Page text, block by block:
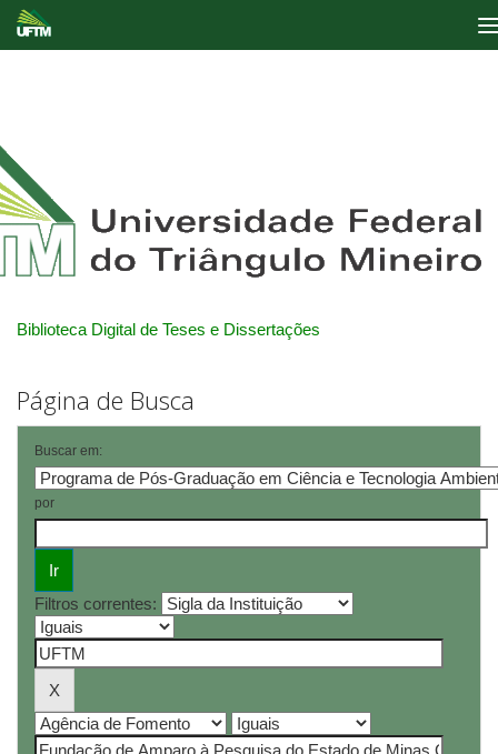
Biblioteca Digital de Teses e Dissertações
Página de Busca
Buscar em:
por
Filtros correntes: